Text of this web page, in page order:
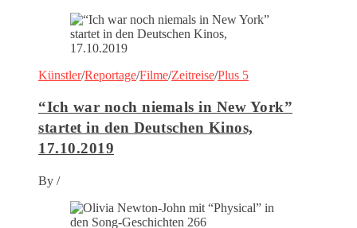
Künstler/Reportage/Filme/Zeitreise/Plus 5
“Ich war noch niemals in New York”
startet in den Deutschen Kinos,
17.10.2019
By /